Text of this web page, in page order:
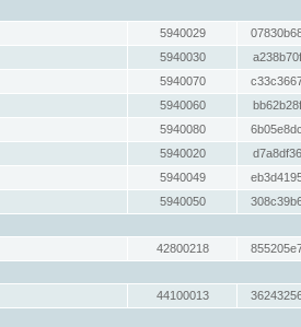
5940029
5940030
5940070
5940060
5940080
5940020
5940049
5940050
42800218
44100013